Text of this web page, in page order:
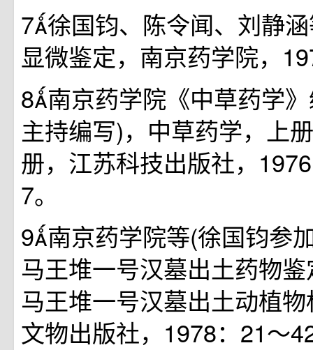
7徐国钧、陈令闻、刘静
显微鉴定，南京药学院，
8南京药学院《中草药学
主持编写)，中草药学，上
册，江苏科技出版社，
7。
9南京药学院等(徐国钧参
马王堆一号汉墓出土药物
马王堆一号汉墓出土动植
文物出版社，1978：21～